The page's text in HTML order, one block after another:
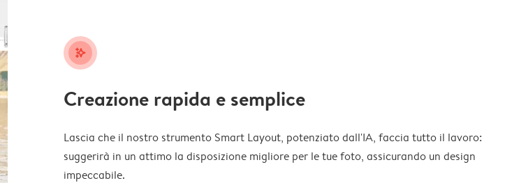
stars_plus
Creazione rapida e semplice
Lascia che il nostro strumento Smart Layout, potenziato dall'IA, faccia tutto il lavoro:
suggerirà in un attimo la disposizione migliore per le tue foto, assicurando un design
impeccabile.